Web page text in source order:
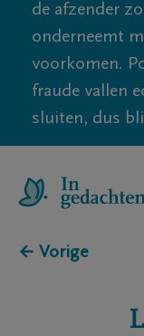
de afzender
onderneemt
voorkomen.
fraude vallen
sluiten, dus
← Vorige